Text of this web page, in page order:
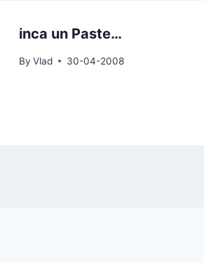
inca un Paste…
By Vlad 30-04-2008